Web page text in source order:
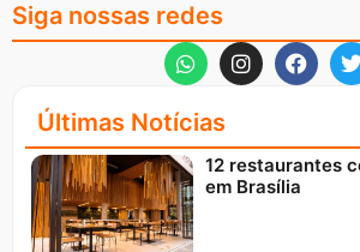
Siga nossas redes
Últimas Notícias
12 restaurantes
em Brasília